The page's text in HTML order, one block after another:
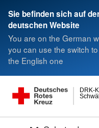
Sie befinden sich auf
deutschen Website
You are on the German
you can use the switch
the English one
DRK-